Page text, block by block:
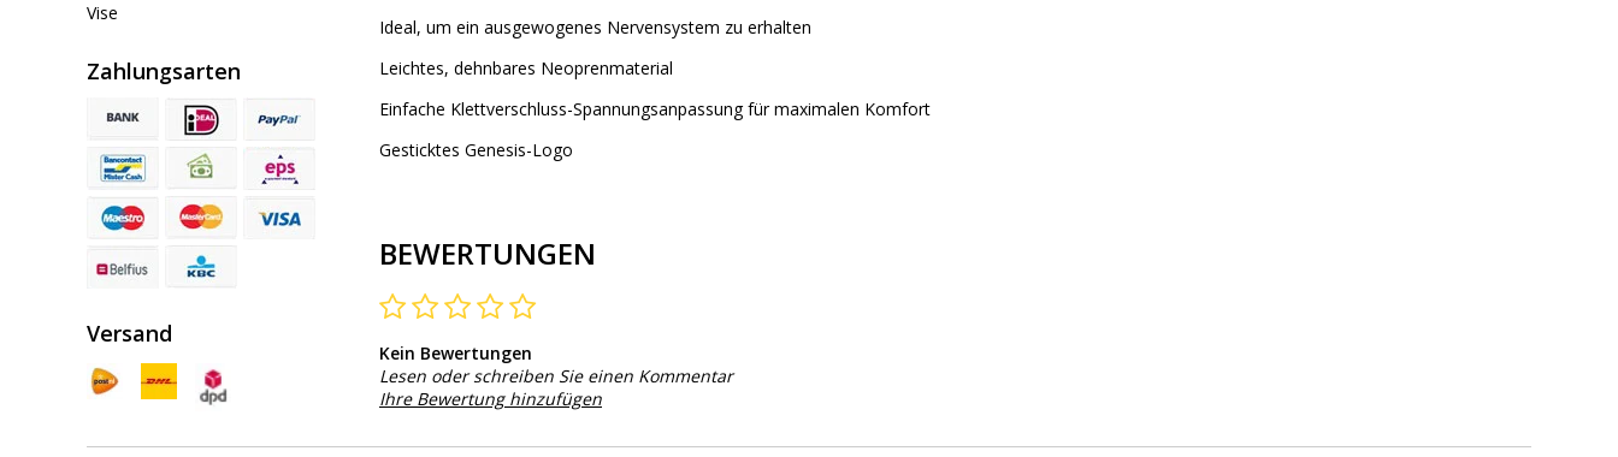
Vise
Zahlungsarten
Versand
Ideal, um ein ausgewogenes Nervensystem zu erhalten
Leichtes, dehnbares Neoprenmaterial
Einfache Klettverschluss-Spannungsanpassung für maximalen Komfort
Gesticktes Genesis-Logo
BEWERTUNGEN
Kein Bewertungen
Lesen oder schreiben Sie einen Kommentar
Ihre Bewertung hinzufügen